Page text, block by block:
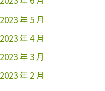
2023 年 5 月
2023 年 4 月
2023 年 3 月
2023 年 2 月